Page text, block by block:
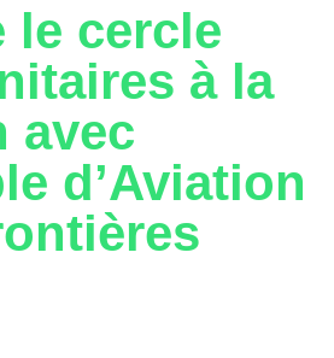
le cercle
à la
avec
d’Aviation